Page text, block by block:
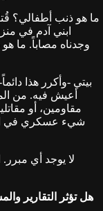
ابني آدم في
وجدناه مصاباً. ما
بيتي -وأكرر هذا
أعيش فيه. من
مقاومين، أو
شيء عسكري في
لا يوجد أي
هل تؤثر التقارير